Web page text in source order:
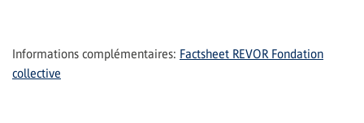
Informations complémentaires: Factsheet REVOR Fondation
collective